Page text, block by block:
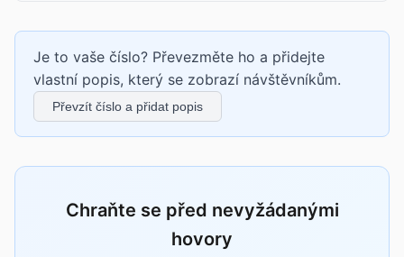
Je to vaše číslo? Převezměte ho a přidejte
vlastní popis, který se zobrazí návštěvníkům.
Převzít číslo a přidat popis
Chraňte se před nevyžádanými
hovory